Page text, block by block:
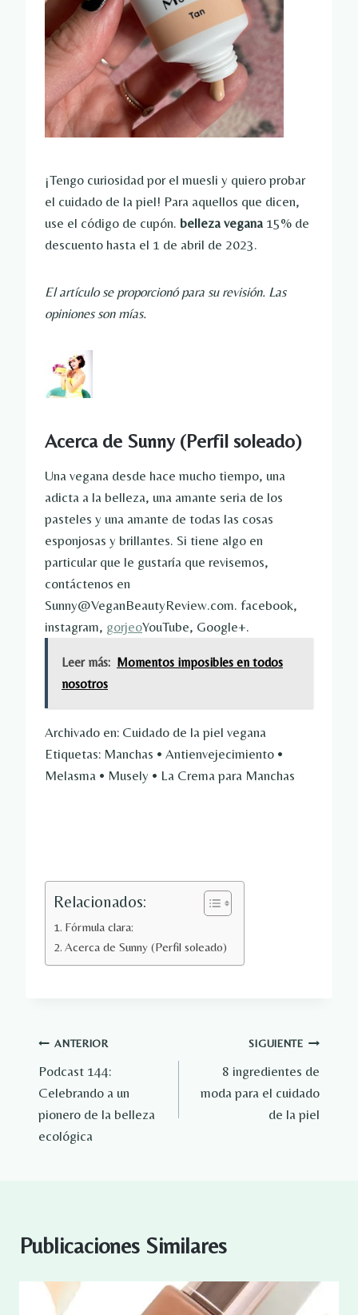
¡Tengo curiosidad por el muesli y quiero probar
el cuidado de la piel! Para aquellos que dicen,
use el código de cupón. belleza vegana 15% de
descuento hasta el 1 de abril de 2023.
El artículo se proporcionó para su revisión. Las
opiniones son mías.
Acerca de Sunny (Perfil soleado)
Una vegana desde hace mucho tiempo, una
adicta a la belleza, una amante seria de los
pasteles y una amante de todas las cosas
esponjosas y brillantes. Si tiene algo en
particular que le gustaría que revisemos,
contáctenos en
Sunny@VeganBeautyReview.com. facebook,
instagram, gorjeoYouTube, Google+.
Leer más: Momentos imposibles en todos
nosotros
Archivado en: Cuidado de la piel vegana
Etiquetas: Manchas • Antienvejecimiento •
Melasma • Musely • La Crema para Manchas
Relacionados:
Fórmula clara:
Acerca de Sunny (Perfil soleado)
Navegación
de
entradas
ANTERIOR
Podcast 144:
Celebrando a un
pionero de la belleza
ecológica
SIGUIENTE
8 ingredientes de
moda para el cuidado
de la piel
Publicaciones Similares